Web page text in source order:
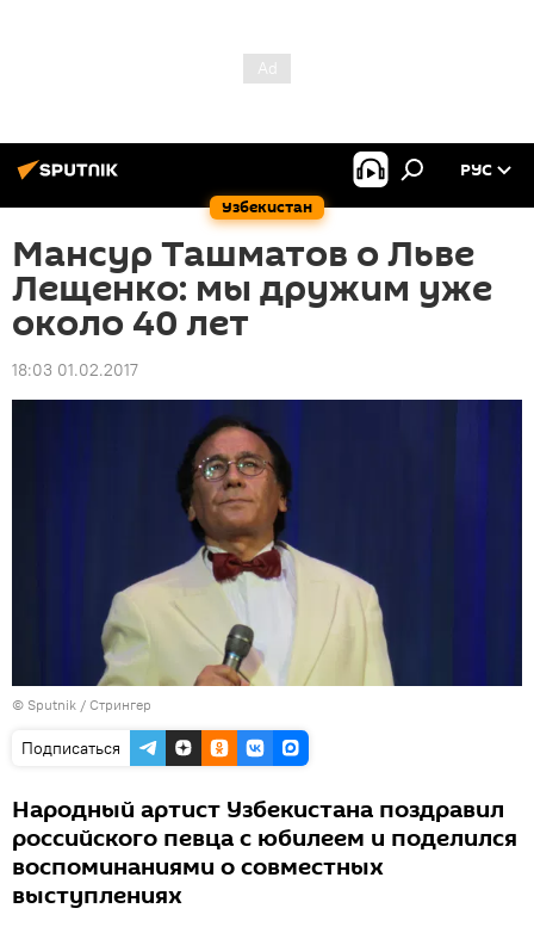
Узбекистан
РУС
Мансур Ташматов о Льве
Лещенко: мы дружим уже
около 40 лет
18:03 01.02.2017
© Sputnik / Стрингер
Подписаться
Народный артист Узбекистана поздравил
российского певца с юбилеем и поделился
воспоминаниями о совместных
выступлениях